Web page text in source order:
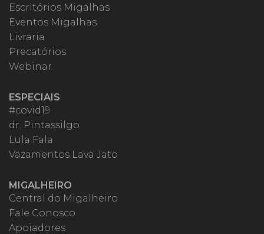
Escritórios Migalhas
Eventos Migalhas
Livraria
Precatórios
Webinar
ESPECIAIS
#covid19
dr. Pintassilgo
Lula Fala
Vazamentos Lava Jato
MIGALHEIRO
Central do Migalheiro
Fale Conosco
Apoiadores